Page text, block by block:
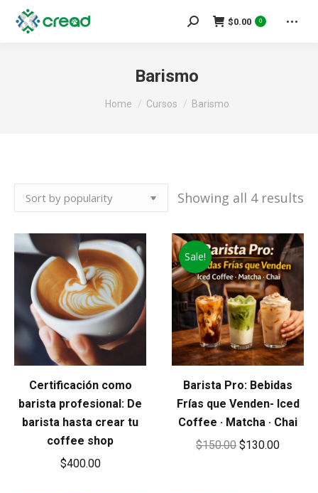
Search:$0.00 0
Barismo
You are here:
Home Cursos Barismo
Showing all 4 results
Certificación como
barista profesional: De
barista hasta crear tu
coffee shop
$400.00
Sale!
Barista Pro: Bebidas
Frías que Venden- Iced
Coffee · Matcha · Chai
$150.00 Original
$130.00Current